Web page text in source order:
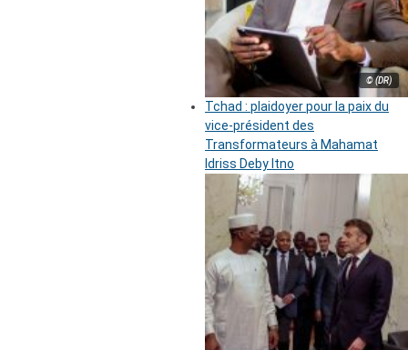
© (DR)
Tchad : plaidoyer pour la paix du
vice-président des
Transformateurs à Mahamat
Idriss Deby Itno